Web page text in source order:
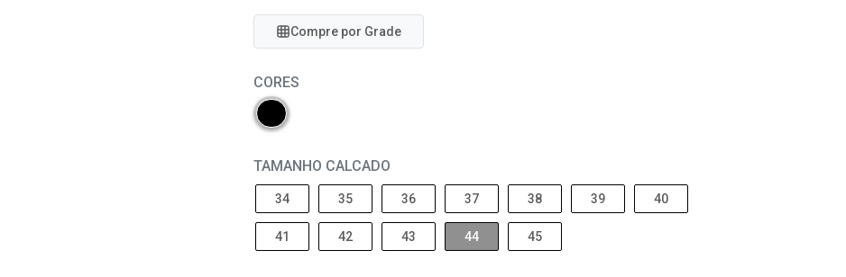
Compre por Grade
CORES
TAMANHO CALCADO
34 35 36 37 38 39 40
41 42 43 44 45